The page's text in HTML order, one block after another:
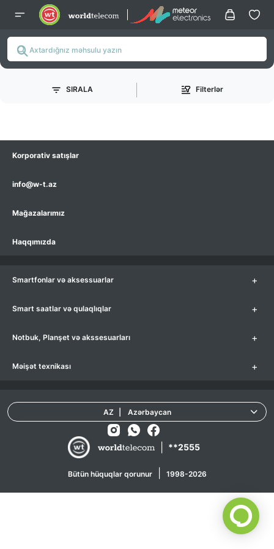
SIRALA Filterlər
Korporativ satışlar
info@w-t.az
Mağazalarımız
Haqqımızda
Smartfonlar və aksessuarlar +
Smart saatlar və qulaqlıqlar +
Notbuk, Planşet və akssesuarları +
Məişət texnikası +
**2555
Bütün hüquqlar qorunur 1998-2026
AZ Azərbaycan